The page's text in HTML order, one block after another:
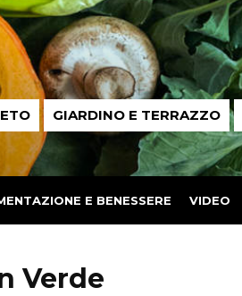
GIARDINO E TERRAZZO
E BENESSERE VIDEO
Verde